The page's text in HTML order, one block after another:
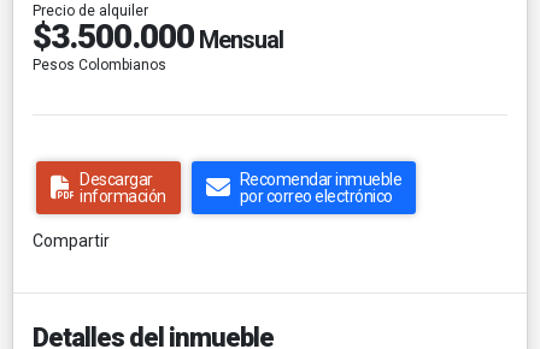
Precio de alquiler
$3.500.000 Mensual
Pesos Colombianos
Descargar
información
Recomendar inmueble
por correo electrónico
Compartir
Detalles del inmueble